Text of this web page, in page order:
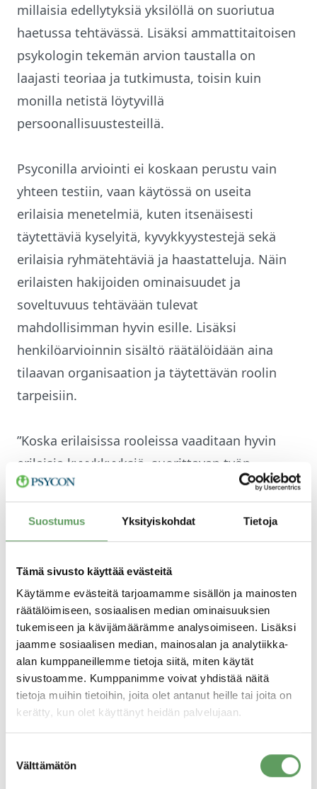
Suostumus Yksityiskohdat Tietoja
Tämä sivusto käyttää evästeitä
Käytämme evästeitä tarjoamamme sisällön ja mainosten
räätälöimiseen, sosiaalisen median ominaisuuksien
tukemiseen ja kävijämäärämme analysoimiseen. Lisäksi
jaamme sosiaalisen median, mainosalan ja analytiikka-
alan kumppaneillemme tietoja siitä, miten käytät
sivustoamme. Kumppanimme voivat yhdistää näitä
tietoja muihin tietoihin, joita olet antanut heille tai joita on
kerätty, kun olet käyttänyt heidän palvelujaan.
valinta
Välttämätön
millaisia edellytyksiä yksilöllä on suoriutua
haetussa tehtävässä. Lisäksi ammattitaitoisen
psykologin tekemän arvion taustalla on
laajasti teoriaa ja tutkimusta, toisin kuin
monilla netistä löytyvillä
persoonallisuustesteillä.
Psyconilla arviointi ei koskaan perustu vain
yhteen testiin, vaan käytössä on useita
erilaisia menetelmiä, kuten itsenäisesti
täytettäviä kyselyitä, kyvykkyystestejä sekä
erilaisia ryhmätehtäviä ja haastatteluja. Näin
erilaisten hakijoiden ominaisuudet ja
soveltuvuus tehtävään tulevat
mahdollisimman hyvin esille. Lisäksi
henkilöarvioinnin sisältö räätälöidään aina
tilaavan organisaation ja täytettävän roolin
tarpeisiin.
”Koska erilaisissa rooleissa vaaditaan hyvin
erilaisia kyvykkyyksiä, suorittavan työn
tekijöiden, asiantuntijoiden ja johtajatason
näyttävät hyvin erilaisilta”, Saukko selventää ja
pääsee hänelle sopivaan tehtävään.
Menetelmien valitseminen, tulosten arviointi
ja rekrytointisuosituksen tekeminen
perustuvat aina vankasti tutkimusnäyttöön.
Psyconilla arviointeja tekevät ainoastaan
laillistetut psykologit, joilla on Suomen
Psykologiliiton myöntämä henkilöarvioinnin
sertifikaatti.